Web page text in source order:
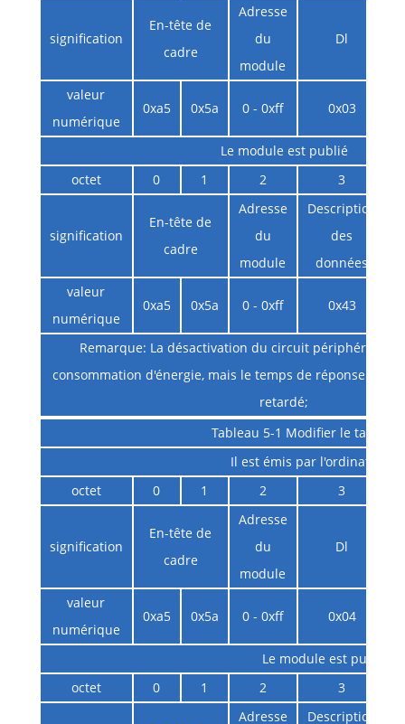
signification
En-tête de
cadre
Adresse
du
module
Dl
valeur
numérique
0xa5 0x5a 0 - 0xff 0x03
Le module est publié
octet
0 1 2 3
signification
En-tête de
cadre
Adresse
du
module
Description
des
données
valeur
numérique
0xa5 0x5a 0 - 0xff 0x43
Remarque: La désactivation du circuit périphérique
consommation d'énergie, mais le temps de réponse de
retardé;
Tableau 5-1 Modifier le taux de
Il est émis par l'ordinateur
octet
0 1 2 3
signification
En-tête de
cadre
Adresse
du
module
Dl
valeur
numérique
0xa5 0x5a 0 - 0xff 0x04
Le module est publié
octet
0 1 2 3
Adresse
Description